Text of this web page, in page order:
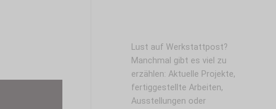
Lust auf Werkstattpost?
Manchmal gibt es viel zu
erzählen: Aktuelle Projekte,
fertiggestellte Arbeiten,
Ausstellungen oder